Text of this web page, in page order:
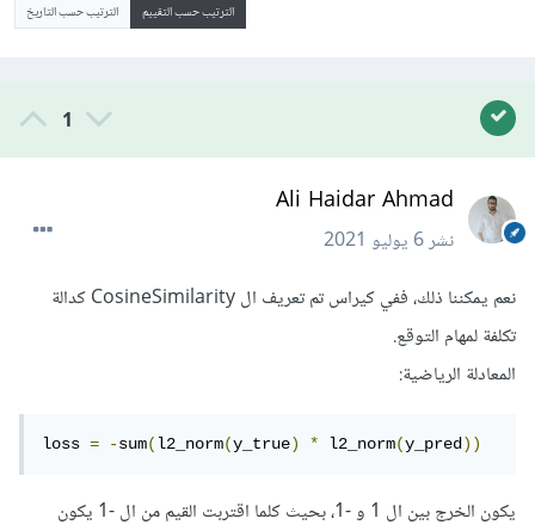
الترتيب حسب التقييم الترتيب حسب التاريخ
1
Ali Haidar Ahmad
نشر6 يوليو 2021
نعم يمكننا ذلك، ففي كيراس تم تعريف ال CosineSimilarity كدالة
تكلفة لمهام التوقع.
المعادلة الرياضية:
loss = -sum(l2_norm(y_true) * l2_norm(y_pred))
يكون الخرج بين ال 1 و -1، بحيث كلما اقتربت القيم من ال -1 يكون